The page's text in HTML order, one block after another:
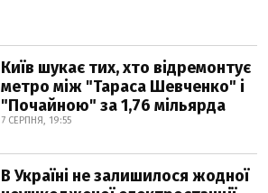
Київ шукає тих, хто відремонтує
метро між "Тараса Шевченко" і
"Почайною" за 1,76 мільярда
7 СЕРПНЯ, 19:55
В Україні не залишилося жодної